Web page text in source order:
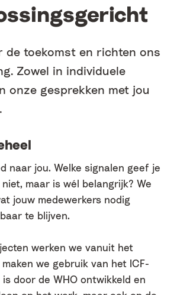
de toekomst en richten ons
Zowel in individuele
onze gesprekken met jou
naar jou. Welke signalen geef je
maar is wél belangrijk? We
jouw medewerkers nodig
te blijven.
werken we vanuit het
we gebruik van het ICF-
door de WHO ontwikkeld en